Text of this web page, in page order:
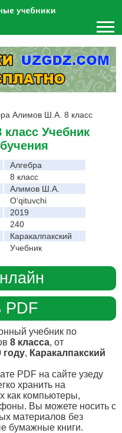
Алимов Ш.А. 8 класс
Учебник
Алгебра
8 класс
Алимов Ш.А.
O‘qituvchi
2019
240
Каракалпакский
Учебник
PDF
учебник по
8 класса, от
году, Каракалпакский
PDF на сайте узеду
хранить на
как компьютеры,
Вы можете носить с
материалов без
бумажные книги.